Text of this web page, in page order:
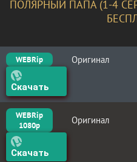
ПОЛЯРНЫЙ ПАПА (1-4
WEBRip Оригинал
Скачать
WEBRip
1080p
Оригинал
Скачать